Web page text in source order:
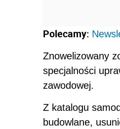
Polecamy:
Znowelizowany
specjalności
zawodowej.
Z katalogu
budowlane,